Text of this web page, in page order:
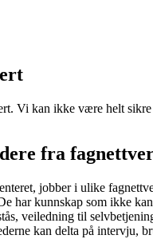
Vi kan ikke være helt
fra
jobber i ulike
har kunnskap som ikke
veiledning til
kan delta på intervju,